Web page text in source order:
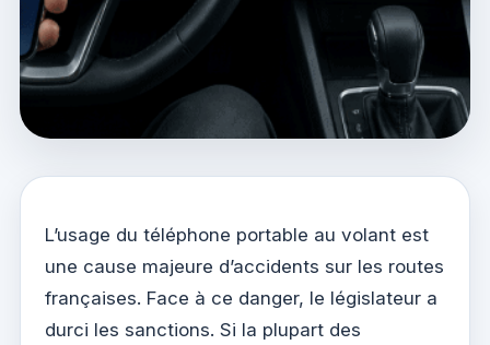
L’usage du téléphone portable au volant est
une cause majeure d’accidents sur les routes
françaises. Face à ce danger, le législateur a
durci les sanctions. Si la plupart des